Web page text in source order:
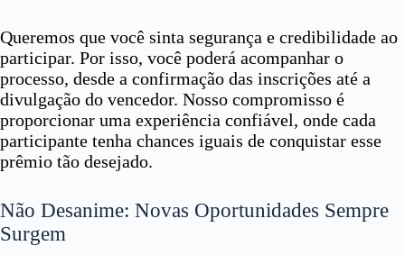
Queremos que você sinta segurança e credibilidade ao
participar. Por isso, você poderá acompanhar o
processo, desde a confirmação das inscrições até a
divulgação do vencedor. Nosso compromisso é
proporcionar uma experiência confiável, onde cada
participante tenha chances iguais de conquistar esse
prêmio tão desejado.
Não Desanime: Novas Oportunidades Sempre
Surgem